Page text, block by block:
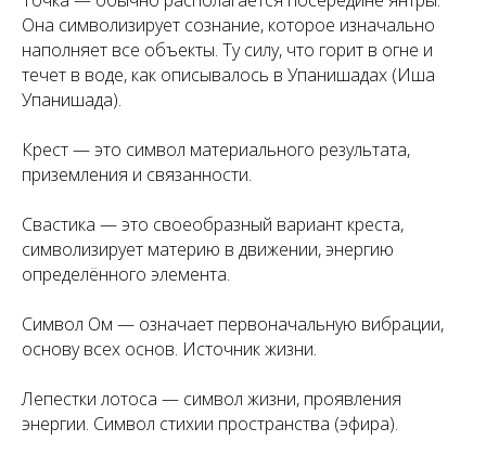
Она символизирует сознание, которое изначально
наполняет все объекты. Ту силу, что горит в огне и
течет в воде, как описывалось в Упанишадах (Иша
Упанишада).
Крест — это символ материального результата,
приземления и связанности.
Свастика — это своеобразный вариант креста,
символизирует материю в движении, энергию
определённого элемента.
Символ Ом — означает первоначальную вибрации,
основу всех основ. Источник жизни.
Лепестки лотоса — символ жизни, проявления
энергии. Символ стихии пространства (эфира).